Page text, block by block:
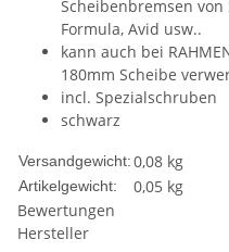
Scheibenbremsen von
Formula, Avid usw..
kann auch bei
180mm Scheibe
incl. Spezialschruben
schwarz
Versandgewicht:0,08 kg
Artikelgewicht: 0,05 kg
Bewertungen
Hersteller